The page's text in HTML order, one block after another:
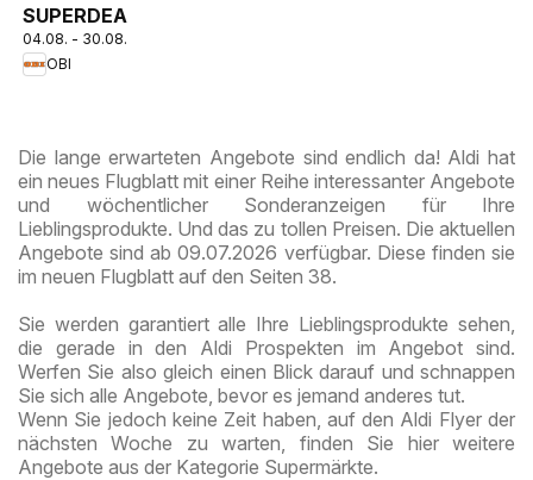
SUPERDEALS!
04.08. - 30.08.2026
OBI
Die lange erwarteten Angebote sind endlich da! Aldi hat
ein neues Flugblatt mit einer Reihe interessanter Angebote
und wöchentlicher Sonderanzeigen für Ihre
Lieblingsprodukte. Und das zu tollen Preisen. Die aktuellen
Angebote sind ab 09.07.2026 verfügbar. Diese finden sie
im neuen Flugblatt auf den Seiten 38.
Sie werden garantiert alle Ihre Lieblingsprodukte sehen,
die gerade in den Aldi Prospekten im Angebot sind.
Werfen Sie also gleich einen Blick darauf und schnappen
Sie sich alle Angebote, bevor es jemand anderes tut.
Wenn Sie jedoch keine Zeit haben, auf den Aldi Flyer der
nächsten Woche zu warten, finden Sie hier weitere
Angebote aus der Kategorie Supermärkte.